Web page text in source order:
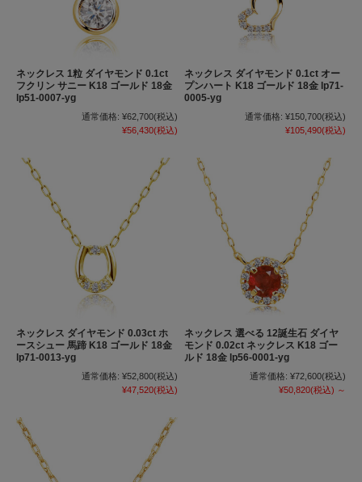
ネックレス 1粒 ダイヤモンド 0.1ct
フクリン サニー K18 ゴールド 18金
lp51-0007-yg
通常価格: ¥62,700(税込)
¥56,430(税込)
ネックレス ダイヤモンド 0.1ct オー
プンハート K18 ゴールド 18金 lp71-
0005-yg
通常価格: ¥150,700(税込)
¥105,490(税込)
ネックレス ダイヤモンド 0.03ct ホ
ースシュー 馬蹄 K18 ゴールド 18金
lp71-0013-yg
通常価格: ¥52,800(税込)
¥47,520(税込)
ネックレス 選べる 12誕生石 ダイヤ
モンド 0.02ct ネックレス K18 ゴー
ルド 18金 lp56-0001-yg
通常価格: ¥72,600(税込)
¥50,820(税込) ～